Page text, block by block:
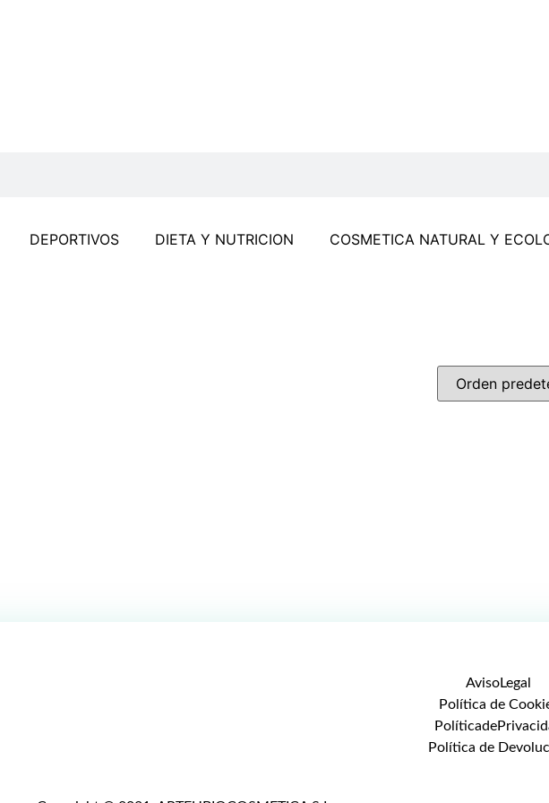
DEPORTIVOS DIETA Y NUTRICION COSMETICA NATURAL Y
AvisoLegal
Política de
Política de